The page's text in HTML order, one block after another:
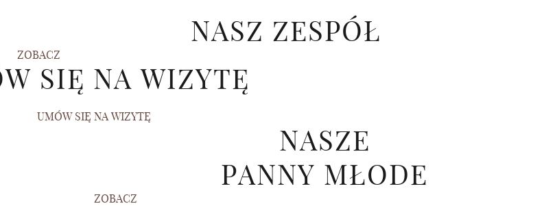
NASZ ZESPÓŁ
ZOBACZ
SIĘ NA WIZYTĘ
UMÓW SIĘ NA WIZYTĘ
NASZE
PANNY MŁODE
ZOBACZ